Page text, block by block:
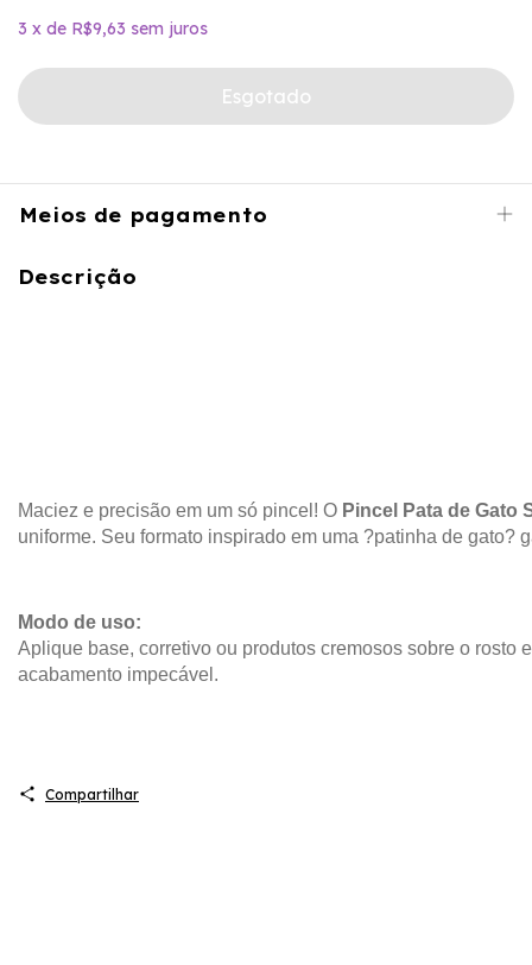
3 x de R$9,63 sem juros
Meios de pagamento
Descrição
Maciez e precisão em um só pincel! O Pincel Pata de Gato
uniforme. Seu formato inspirado em uma ?patinha de gato?
Modo de uso:
Aplique base, corretivo ou produtos cremosos sobre o
acabamento impecável.
Compartilhar